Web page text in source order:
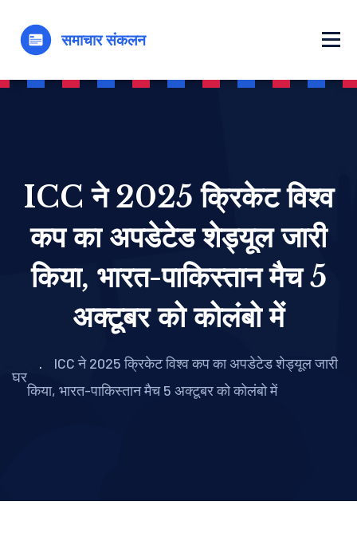
ICC ने 2025 क्रिकेट विश्व
कप का अपडेटेड शेड्यूल जारी
किया, भारत-पाकिस्तान मैच 5
अक्टूबर को कोलंबो में
घर
ICC ने 2025 क्रिकेट विश्व कप का अपडेटेड शेड्यूल जारी
किया, भारत-पाकिस्तान मैच 5 अक्टूबर को कोलंबो में